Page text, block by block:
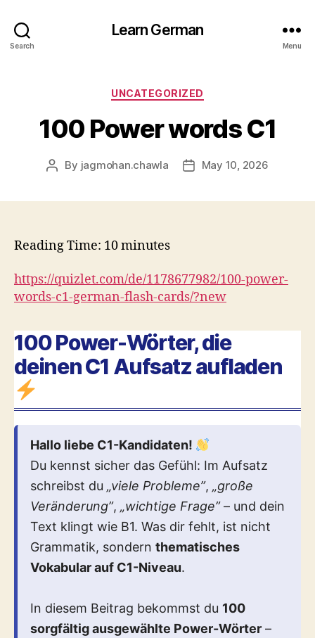
Search
Learn German
Menu
Categories
UNCATEGORIZED
100 Power words C1
Post
By jagmohan.chawla
PostMay 10, 2026
Reading Time: 10minutes
https://quizlet.com/de/1178677982/100-power-
words-c1-german-flash-cards/?new
100 Power-Wörter, die
deinen C1 Aufsatz aufladen
Hallo liebe C1-Kandidaten!
Du kennst sicher das Gefühl: Im Aufsatz
schreibst du „viele Probleme”, „große
Veränderung”, „wichtige Frage”– und dein
Text klingt wie B1. Was dir fehlt, ist nicht
Grammatik, sondern thematisches
Vokabular auf C1-Niveau.
In diesem Beitrag bekommst du 100
sorgfältig ausgewählte Power-Wörter –